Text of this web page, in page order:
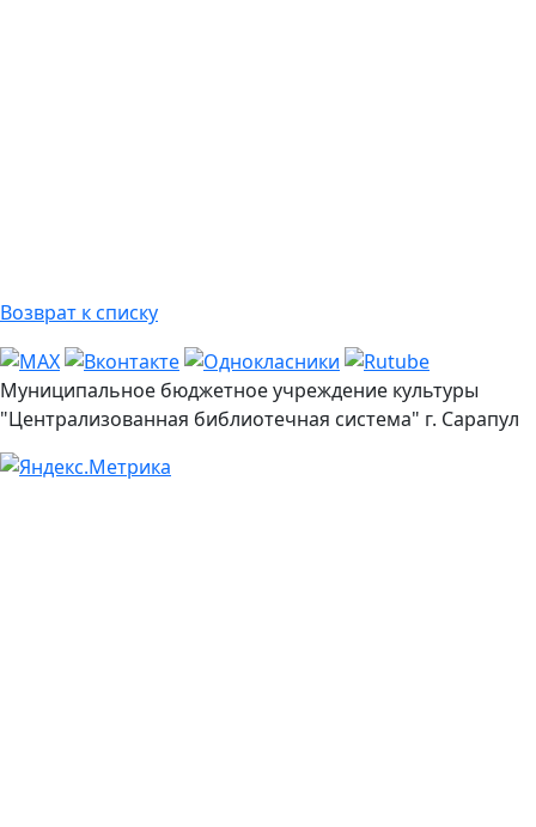
Возврат к списку
Муниципальное бюджетное учреждение культуры
"Централизованная библиотечная система" г. Сарапул